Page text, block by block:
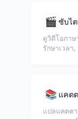
🎬 ซับไ
ดูวิดีโอภา
รักษาเวลา
📚 แคต
แปลแคตต